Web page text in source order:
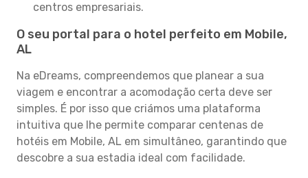
centros empresariais.
O seu portal para o hotel perfeito em Mobile,
AL
Na eDreams, compreendemos que planear a sua
viagem e encontrar a acomodação certa deve ser
simples. É por isso que criámos uma plataforma
intuitiva que lhe permite comparar centenas de
hotéis em Mobile, AL em simultâneo, garantindo que
descobre a sua estadia ideal com facilidade.